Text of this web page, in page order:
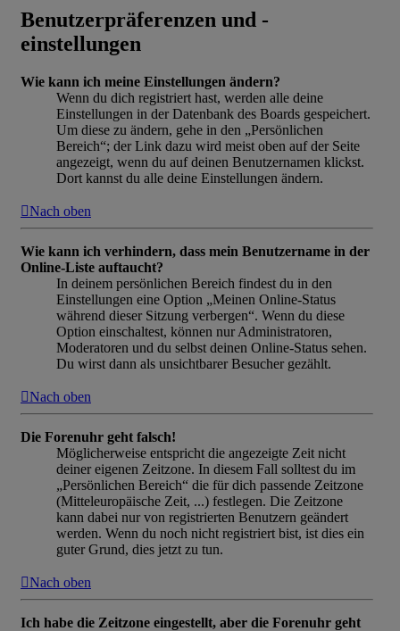
Benutzerpräferenzen und -
einstellungen
Wie kann ich meine Einstellungen ändern?
Wenn du dich registriert hast, werden alle deine
Einstellungen in der Datenbank des Boards gespeichert.
Um diese zu ändern, gehe in den „Persönlichen
Bereich“; der Link dazu wird meist oben auf der Seite
angezeigt, wenn du auf deinen Benutzernamen klickst.
Dort kannst du alle deine Einstellungen ändern.
Nach oben
Wie kann ich verhindern, dass mein Benutzername in der
Online-Liste auftaucht?
In deinem persönlichen Bereich findest du in den
Einstellungen eine Option „Meinen Online-Status
während dieser Sitzung verbergen“. Wenn du diese
Option einschaltest, können nur Administratoren,
Moderatoren und du selbst deinen Online-Status sehen.
Du wirst dann als unsichtbarer Besucher gezählt.
Nach oben
Die Forenuhr geht falsch!
Möglicherweise entspricht die angezeigte Zeit nicht
deiner eigenen Zeitzone. In diesem Fall solltest du im
„Persönlichen Bereich“ die für dich passende Zeitzone
(Mitteleuropäische Zeit, ...) festlegen. Die Zeitzone
kann dabei nur von registrierten Benutzern geändert
werden. Wenn du noch nicht registriert bist, ist dies ein
guter Grund, dies jetzt zu tun.
Nach oben
Ich habe die Zeitzone eingestellt, aber die Forenuhr geht